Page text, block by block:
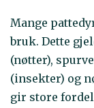
Mange
bruk. Dette
(nøtter),
(insekter) og
gir store